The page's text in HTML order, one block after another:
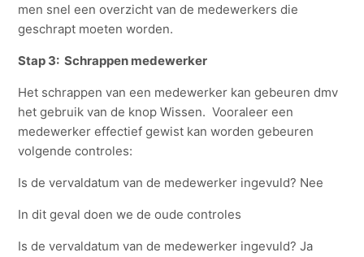
men snel een overzicht van de medewerkers die
geschrapt moeten worden.
Stap 3: Schrappen medewerker
Het schrappen van een medewerker kan gebeuren dmv
het gebruik van de knop Wissen. Vooraleer een
medewerker effectief gewist kan worden gebeuren
volgende controles:
Is de vervaldatum van de medewerker ingevuld? Nee
In dit geval doen we de oude controles
Is de vervaldatum van de medewerker ingevuld? Ja